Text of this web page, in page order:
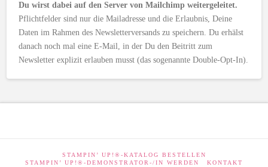
Du wirst dabei auf den Server von Mailchimp weitergeleitet.
Pflichtfelder sind nur die Mailadresse und die Erlaubnis, Deine
Daten im Rahmen des Newsletterversands zu speichern. Du erhälst
danach noch mal eine E-Mail, in der Du den Beitritt zum
Newsletter explizit erlauben musst (das sogenannte Double-Opt-In).
STAMPIN’ UP!®-KATALOG BESTELLEN
STAMPIN’ UP!®-DEMONSTRATOR-/IN WERDEN
KONTAKT